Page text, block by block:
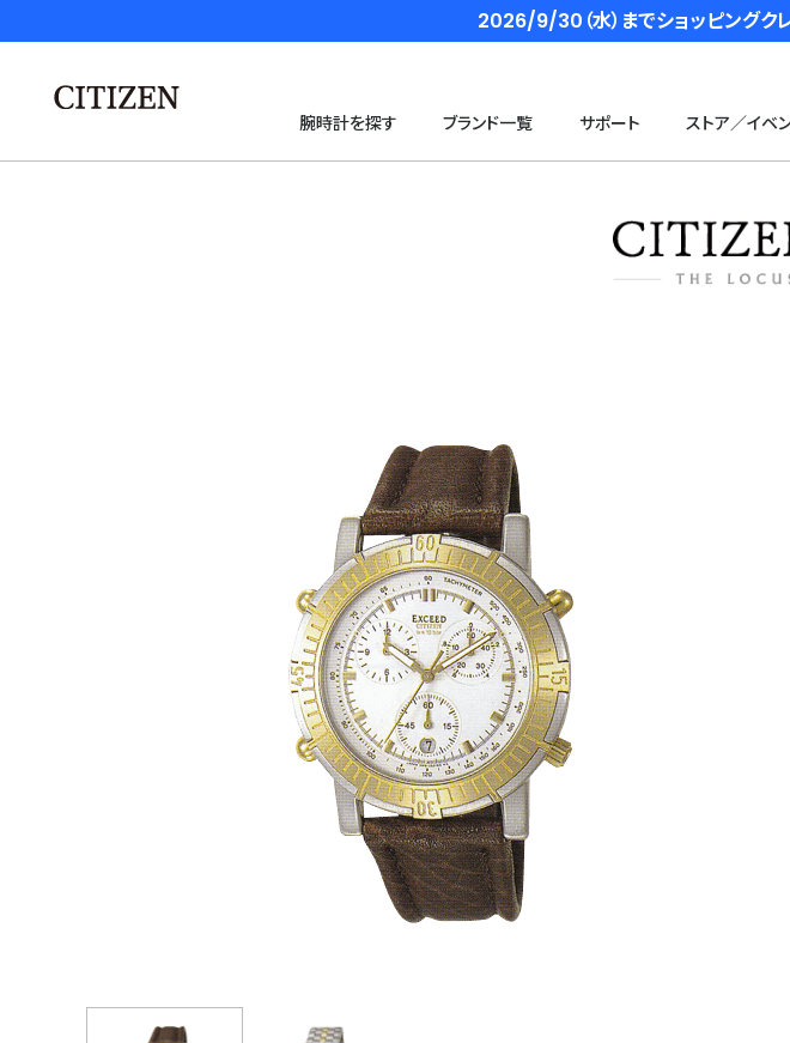
2026/9/30（水）までショッピングク
腕時計を探す ブランド一覧 サポート ストア／イベ